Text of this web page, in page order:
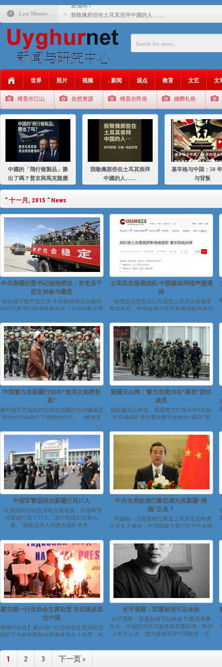
Last Minute
羞愧嗎？
我敬佩那些在土耳其崇拜中國的人……
基辛格与中国：50 年的爱与背叛
年的百年關係
大一统情结使魏京生失去理智 / 伊利夏提
伊利夏提：在自责与内疚中的挣扎
伊利夏提：消失在集中营的红衣女孩
伊利夏提：维吾尔种族灭绝
世界 照片 视频 . 新闻 观点 教育 文艺 文
维吾尔江山 自然资源 维吾尔民俗 婚葬礼俗
中國的「飛行複製品」勝
出了嗎？普京與馬克龍應
我敬佩那些在土耳其崇拜
中國的人……
基辛格与中国：50
与背叛
" 十一月, 2015 " News
中共新疆纪委书记徐海荣说：有党员干
部支持参与暴恐
收听或下载声音文件 中共新疆维吾尔族自
治区纪委书记徐海荣最近在《中国纪检监察
土耳其击落俄战机 中国媒体同情声援俄
国
在俄国总统普京公开谴责土耳其击落俄罗
斯战机后，中国媒体对普京和俄国政府表示
中国警方在新疆行动中“使用火焰喷射
器”
家中国军方报纸对日前在新疆打掉涉嫌暴恐
团伙的行动进行了详细的介绍。 《解放军
在...
新疆天山网：警方击毙28名“暴恐”团伙
成员
据新疆天山网说，新疆警方打掉今年9月制
造拜城煤矿袭击案的警方所称的“暴恐”团
中国军警据报在新疆打死17人
在美国的自由亚洲电台报道说，中国军警
在新疆打死了17人，其中包括妇女和儿
童。 据称这些人同袭击煤矿有关...
中共当局欲借巴黎恐袭为其新疆“维
稳”正名？
华盛顿—法国首都巴黎发上周末生恐怖袭
击百多人罹难，中国国家主席习近平立刻致
蒙古国一行业协会主席自焚 抗议煤炭卖
往中国
博闻社综合】蒙古国一行业协会主席为抗议
煤矿产业销售限制在新闻发布会上自焚，他
长平观察：双重标准可以休矣
长平观察：双重标准可以休矣 巴黎袭击事
件后，中国批评西方媒体搞双重标准。时评
人长平认为，西方媒体批评中国政府，正
1 2 3 下一页 »